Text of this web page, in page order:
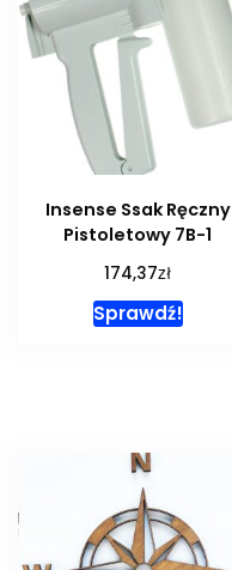
Insense Ssak Ręczny
Pistoletowy 7B-1
174,37zł
Sprawdź!